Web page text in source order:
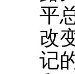
平
改
记